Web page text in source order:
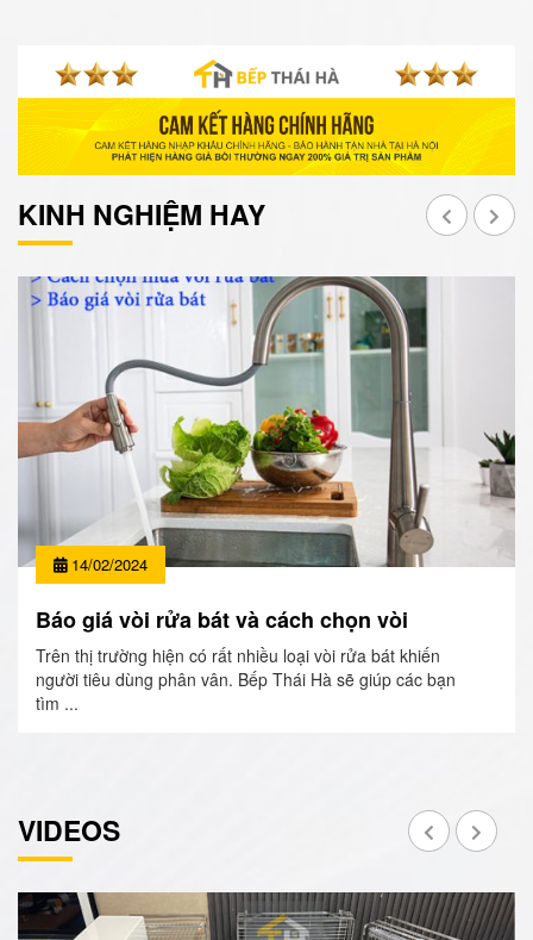
KINH NGHIỆM HAY
14/02/2024
Báo giá vòi rửa bát và cách chọn vòi
Trên thị trường hiện có rất nhiều loại vòi rửa bát khiến
người tiêu dùng phân vân. Bếp Thái Hà sẽ giúp các bạn
tìm ...
VIDEOS